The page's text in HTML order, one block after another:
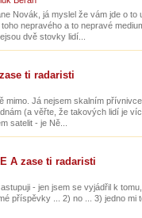
Novák, já myslel že vám jde o to
nepravého a to nepravé
dvě stovky lidí...
ti radaristi
mimo. Já nejsem skalním
(a věřte, že takových lidí je
satelit - je Ně...
A zase ti radaristi
- jen jsem se vyjádřil k
příspěvky ... 2) no ... 3) jedno mi